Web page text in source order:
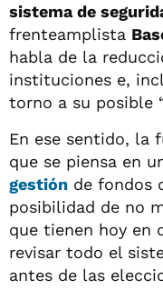
sistema de
frenteamplista
habla de la
instituciones e,
torno a su posible
En ese sentido, la
que se piensa en
gestión de fondos
posibilidad de no
que tienen hoy en
revisar todo el
antes de las